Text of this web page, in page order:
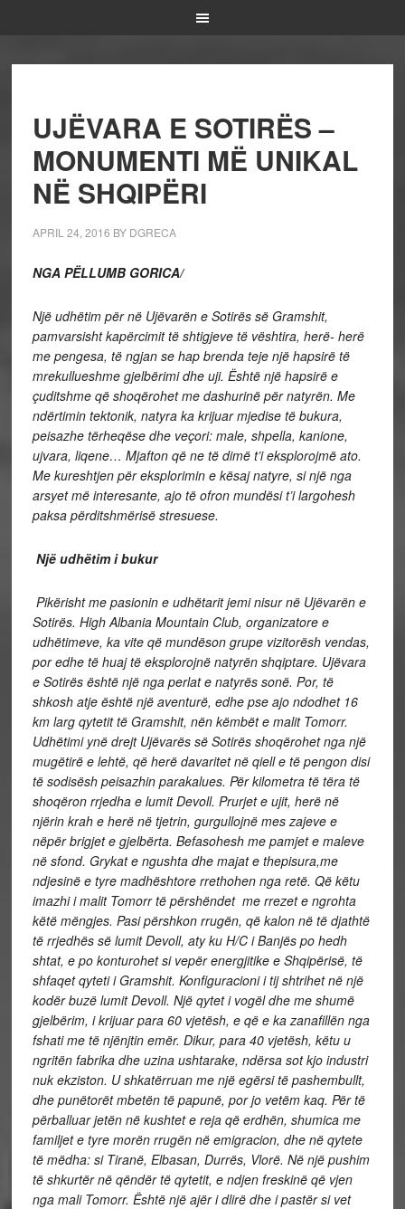
UJËVARA E SOTIRËS –
MONUMENTI MË UNIKAL
NË SHQIPËRI
APRIL 24, 2016 BY DGRECA
NGA PËLLUMB GORICA/
Një udhëtim për në Ujëvarën e Sotirës së Gramshit,
pamvarsisht kapërcimit të shtigjeve të vështira, herë- herë
me pengesa, të ngjan se hap brenda teje një hapsirë të
mrekullueshme gjelbërimi dhe uji. Është një hapsirë e
çuditshme që shoqërohet me dashurinë për natyrën. Me
ndërtimin tektonik, natyra ka krijuar mjedise të bukura,
peisazhe tërheqëse dhe veçori: male, shpella, kanione,
ujvara, liqene… Mjafton që ne të dimë t’i eksplorojmë ato.
Me kureshtjen për eksplorimin e kësaj natyre, si një nga
arsyet më interesante, ajo të ofron mundësi t’i largohesh
paksa përditshmërisë stresuese.
Një udhëtim i bukur
Pikërisht me pasionin e udhëtarit jemi nisur në Ujëvarën e
Sotirës. High Albania Mountain Club, organizatore e
udhëtimeve, ka vite që mundëson grupe vizitorësh vendas,
por edhe të huaj të eksplorojnë natyrën shqiptare. Ujëvara
e Sotirës është një nga perlat e natyrës sonë. Por, të
shkosh atje është një aventurë, edhe pse ajo ndodhet 16
km larg qytetit të Gramshit, nën këmbët e malit Tomorr.
Udhëtimi ynë drejt Ujëvarës së Sotirës shoqërohet nga një
mugëtirë e lehtë, që herë davaritet në qiell e të pengon disi
të sodisësh peisazhin parakalues. Për kilometra të tëra të
shoqëron rrjedha e lumit Devoll. Prurjet e ujit, herë në
njërin krah e herë në tjetrin, gurgullojnë mes zajeve e
nëpër brigjet e gjelbërta. Befasohesh me pamjet e maleve
në sfond. Grykat e ngushta dhe majat e thepisura,me
ndjesinë e tyre madhështore rrethohen nga retë. Që këtu
imazhi i malit Tomorr të përshëndet me rrezet e ngrohta
këtë mëngjes. Pasi përshkon rrugën, që kalon në të djathtë
të rrjedhës së lumit Devoll, aty ku H/C i Banjës po hedh
shtat, e po konturohet si vepër energjitike e Shqipërisë, të
shfaqet qyteti i Gramshit. Konfiguracioni i tij shtrihet në një
kodër buzë lumit Devoll. Një qytet i vogël dhe me shumë
gjelbërim, i krijuar para 60 vjetësh, e që e ka zanafillën nga
fshati me të njënjtin emër. Dikur, para 40 vjetësh, këtu u
ngritën fabrika dhe uzina ushtarake, ndërsa sot kjo industri
nuk ekziston. U shkatërruan me një egërsi të pashembullt,
dhe punëtorët mbetën të papunë, por jo vetëm kaq. Për të
përballuar jetën në kushtet e reja që erdhën, shumica me
familjet e tyre morën rrugën në emigracion, dhe në qytete
të mëdha: si Tiranë, Elbasan, Durrës, Vlorë. Në një pushim
të shkurtër në qëndër të qytetit, e ndjen freskinë që vjen
nga mali Tomorr. Është një ajër i dlirë dhe i pastër si vet